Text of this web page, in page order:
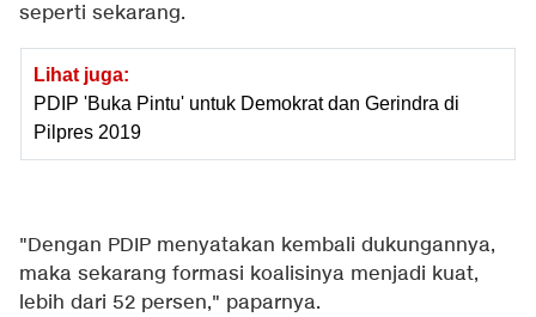
seperti sekarang.
Lihat juga:
PDIP 'Buka Pintu' untuk Demokrat dan Gerindra di
Pilpres 2019
"Dengan PDIP menyatakan kembali dukungannya,
maka sekarang formasi koalisinya menjadi kuat,
lebih dari 52 persen," paparnya.